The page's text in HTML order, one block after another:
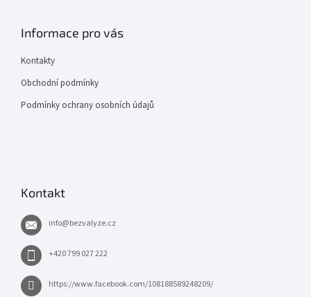
Informace pro vás
Kontakty
Obchodní podmínky
Podmínky ochrany osobních údajů
Kontakt
info@bezvalyze.cz
+420 799 027 222
https://www.facebook.com/108188589248209/